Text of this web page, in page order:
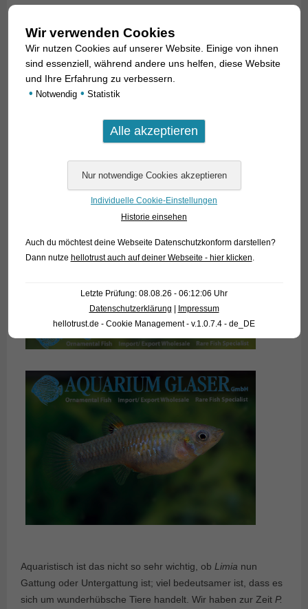
Aquaristisch ist das nicht so sehr wichtig, ob Limia nun
Gattung oder Untergattung ist; viel bedeutsamer ist, dass es
sich um wunderhübsche Tiere handelt. Wir haben zur Zeit P.
Wir verwenden Cookies
Wir nutzen Cookies auf unserer Website. Einige von ihnen
sind essenziell, während andere uns helfen, diese Website
und Ihre Erfahrung zu verbessern.
• Notwendig • Statistik
Individuelle Cookie-Einstellungen
Historie einsehen
Auch du möchtest deine Webseite Datenschutzkonform darstellen?
Dann nutze hellotrust auch auf deiner Webseite - hier klicken.
Letzte Prüfung: 08.08.26 - 06:12:06 Uhr
Datenschutzerklärung
Impressum
hellotrust.de - Cookie Management - v.1.0.7.4 - de_DE